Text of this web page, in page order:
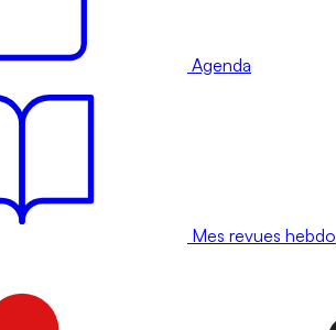
Agenda
Mes revues hebdo